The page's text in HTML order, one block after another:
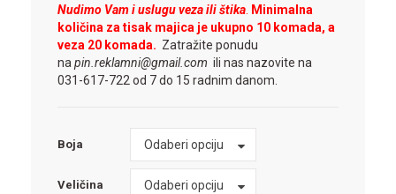
Nudimo Vam i uslugu veza ili štika Minimalna
količina za tisak majica je ukupno 10 komada, a
veza 20 komada. Zatražite ponudu
na pin.reklamni@gmail.com ili nas nazovite na
031-617-722 od 7 do 15 radnim danom.
Boja Odaberi opciju
Boja
Veličina Odaberi opciju
Veličina